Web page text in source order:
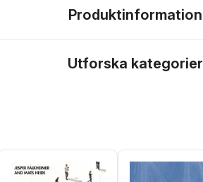
Produktinformation
Utforska kategorier